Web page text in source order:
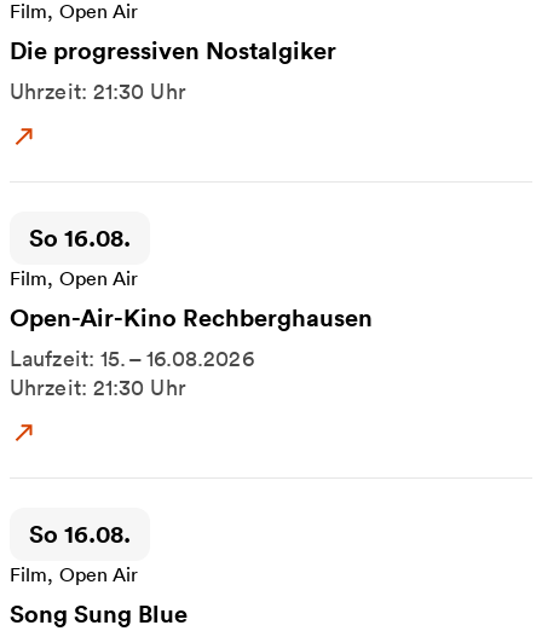
Film, Open Air
Die progressiven Nostalgiker
Uhrzeit: 21:30 Uhr
Zum Event: Die progressiven Nostalgiker
Zeitpunkt der Veranstaltung:
So 16.08.
Film, Open Air
Open-Air-Kino Rechberghausen
Laufzeit: 15. – 16.08.2026
Uhrzeit: 21:30 Uhr
Zum Event: Open-Air-Kino Rechberghausen
Zeitpunkt der Veranstaltung:
So 16.08.
Film, Open Air
Song Sung Blue